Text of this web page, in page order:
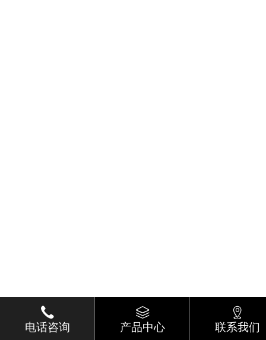
电话咨询 产品中心 联系我们